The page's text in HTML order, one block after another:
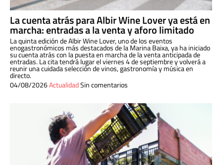
La cuenta atrás para Albir Wine Lover ya está en
marcha: entradas a la venta y aforo limitado
La quinta edición de Albir Wine Lover, uno de los eventos
enogastronómicos más destacados de la Marina Baixa, ya ha iniciado
su cuenta atrás con la puesta en marcha de la venta anticipada de
entradas. La cita tendrá lugar el viernes 4 de septiembre y volverá a
reunir una cuidada selección de vinos, gastronomía y música en
directo.
04/08/2026ActualidadSin comentarios